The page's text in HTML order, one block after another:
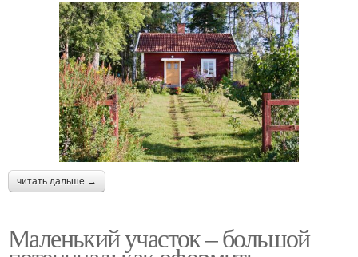
читать дальше →
Маленький участок – большой